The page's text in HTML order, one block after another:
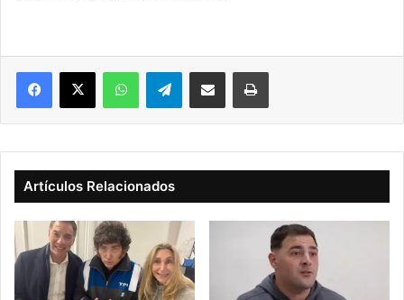
Facebook
X WhatsAppTelegramCompartir vía correo electrónicoImprimir
Artículos Relacionados